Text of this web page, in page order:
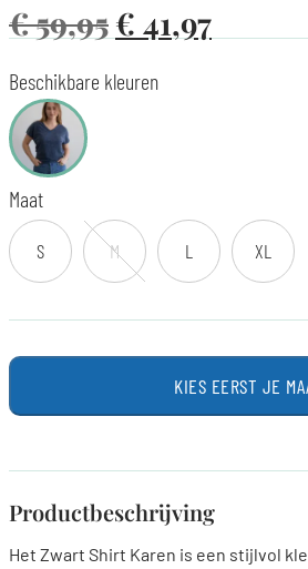
€59,95€ 41,97
Beschikbare kleuren
Maat
S M L XL
KIES EERST JE
Productbeschrijving
Het Zwart Shirt Karen is een stijlvol